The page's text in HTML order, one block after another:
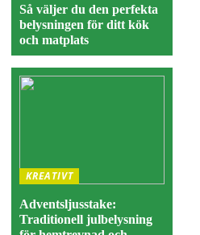
Så väljer du den perfekta
belysningen för ditt kök
och matplats
KREATIVT
Adventsljusstake:
Traditionell julbelysning